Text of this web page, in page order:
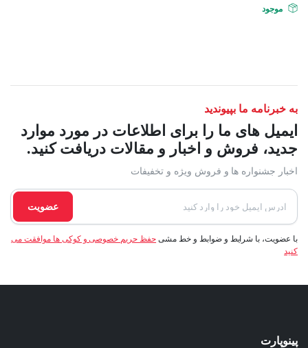
موجود
به خبرنامه ما بپیوندید
ایمیل های ما را برای اطلاعات در مورد موارد
جدید، فروش و اخبار و مقالات دریافت کنید.
اخبار جشنواره ها و فروش ویژه و تخفیفات
عضویت
با عضویت، با شرایط و ضوابط و خط مشی حفظ حریم خصوصی و کوکی ها موافقت می
کنید
پینوپارت